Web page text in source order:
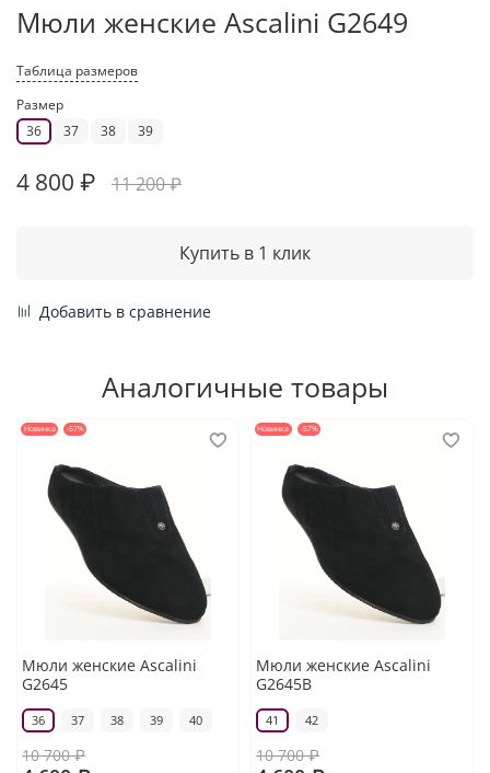
Мюли женские Ascalini G2649
Таблица размеров
Размер
36
37 38 39
4 800 ₽ 11 200 ₽
Купить в 1 клик
Добавить в сравнение
Аналогичные товары
Новинка -57%
Мюли женские Ascalini
G2645
36 37 38 39 40
10 700 ₽
Новинка -57%
Мюли женские Ascalini
G2645B
41 42
10 700 ₽